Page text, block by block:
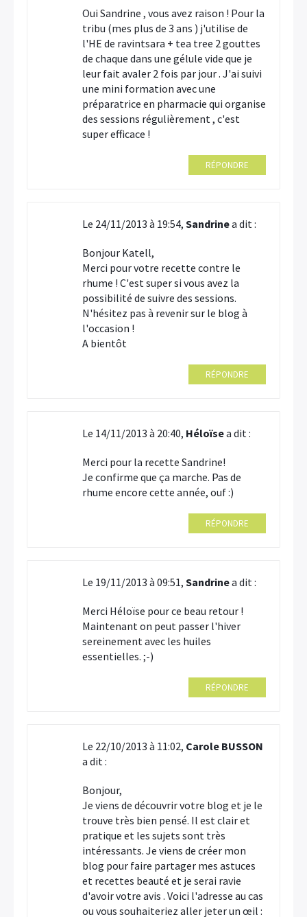
Oui Sandrine , vous avez raison ! Pour la
tribu (mes plus de 3 ans ) j'utilise de
l'HE de ravintsara + tea tree 2 gouttes
de chaque dans une gélule vide que je
leur fait avaler 2 fois par jour . J'ai suivi
une mini formation avec une
préparatrice en pharmacie qui organise
des sessions régulièrement , c'est
super efficace !
RÉPONDRE
Le 24/11/2013 à 19:54, Sandrinea dit :
Bonjour Katell,
Merci pour votre recette contre le
rhume ! C'est super si vous avez la
possibilité de suivre des sessions.
N'hésitez pas à revenir sur le blog à
l'occasion !
A bientôt
RÉPONDRE
Le 14/11/2013 à 20:40, Héloïsea dit :
Merci pour la recette Sandrine!
Je confirme que ça marche. Pas de
rhume encore cette année, ouf :)
RÉPONDRE
Le 19/11/2013 à 09:51, Sandrinea dit :
Merci Héloïse pour ce beau retour !
Maintenant on peut passer l'hiver
sereinement avec les huiles
essentielles. ;-)
RÉPONDRE
Le 22/10/2013 à 11:02, Carole BUSSON
a dit :
Bonjour,
Je viens de découvrir votre blog et je le
trouve très bien pensé. Il est clair et
pratique et les sujets sont très
intéressants. Je viens de créer mon
blog pour faire partager mes astuces
et recettes beauté et je serai ravie
d'avoir votre avis . Voici l'adresse au cas
ou vous souhaiteriez aller jeter un œil :